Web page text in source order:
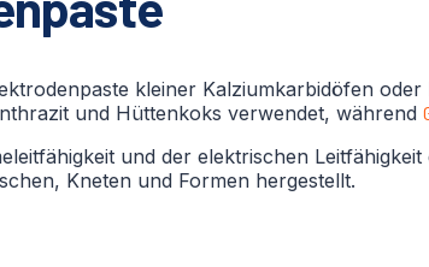
kleiner Kalziumkarbidöfen
und Hüttenkoks verwendet, während
und der elektrischen
Kneten und Formen hergestellt.